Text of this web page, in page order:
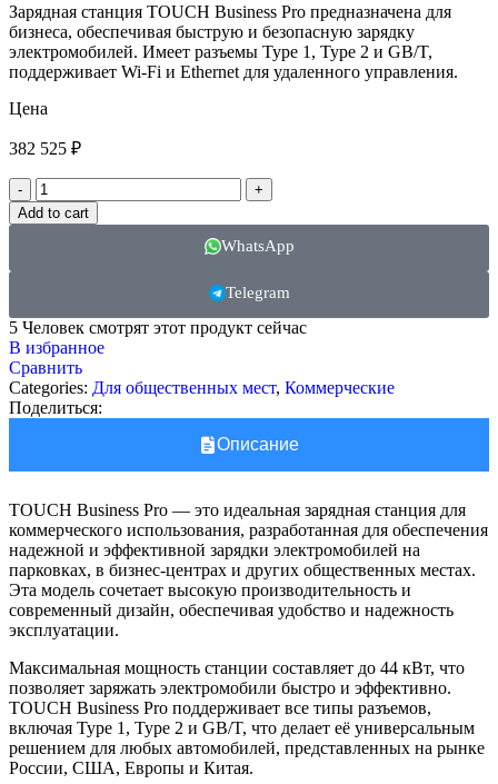
Зарядная станция TOUCH Business Pro предназначена для
бизнеса, обеспечивая быструю и безопасную зарядку
электромобилей. Имеет разъемы Type 1, Type 2 и GB/T,
поддерживает Wi-Fi и Ethernet для удаленного управления.
Цена
382 525 ₽
Add to cart
WhatsApp
Telegram
5 Человек смотрят этот продукт сейчас
В избранное
Сравнить
Categories: Для общественных мест, Коммерческие
Поделиться:
Описание
TOUCH Business Pro — это идеальная зарядная станция для
коммерческого использования, разработанная для обеспечения
надежной и эффективной зарядки электромобилей на
парковках, в бизнес-центрах и других общественных местах.
Эта модель сочетает высокую производительность и
современный дизайн, обеспечивая удобство и надежность
эксплуатации.
Максимальная мощность станции составляет до 44 кВт, что
позволяет заряжать электромобили быстро и эффективно.
TOUCH Business Pro поддерживает все типы разъемов,
включая Type 1, Type 2 и GB/T, что делает её универсальным
решением для любых автомобилей, представленных на рынке
России, США, Европы и Китая.